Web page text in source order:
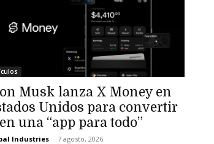
Musk lanza X Money en
Unidos para convertir
una “app para todo”
Industries - 7 agosto, 2026